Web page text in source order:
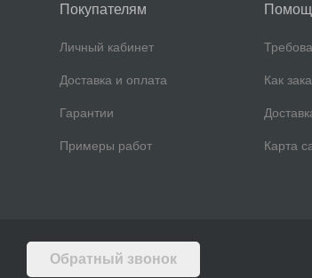
Покупателям
Личный кабинет
Доставка и оплата
Гарантии
Примеры работ
Как
Карта
Обратный звонок